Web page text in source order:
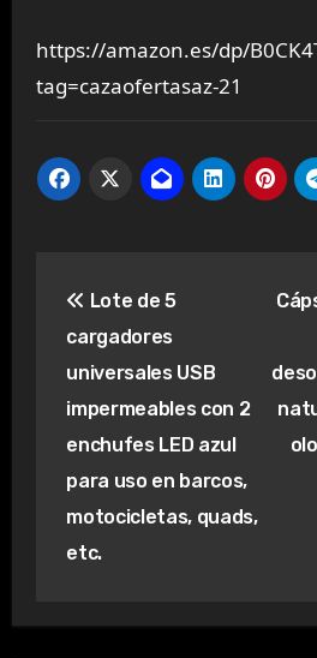
https://amazon.es/dp/
tag=cazaofertasaz-21
de
entradas
Lote de 5
cargadores
universales USB
impermeables con 2
enchufes LED azul
para uso en barcos,
motocicletas, quads,
etc.